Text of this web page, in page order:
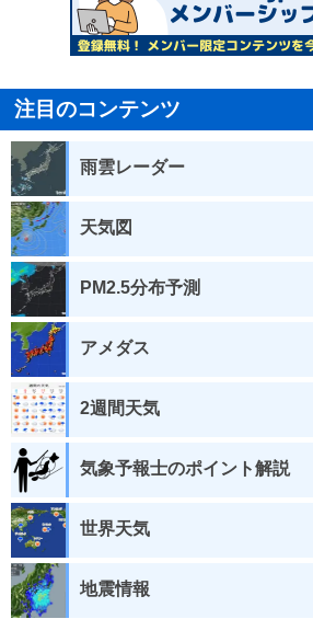
注目のコンテンツ
雨雲レーダー
天気図
PM2.5分布予測
アメダス
2週間天気
気象予報士のポイント解説
世界天気
地震情報